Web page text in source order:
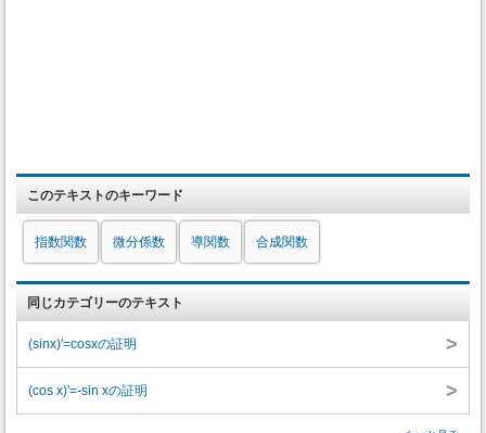
このテキストのキーワード
指数関数 微分係数 導関数 合成関数
同じカテゴリーのテキスト
(sinx)'=cosxの証明 >
(cos x)'=-sin xの証明 >